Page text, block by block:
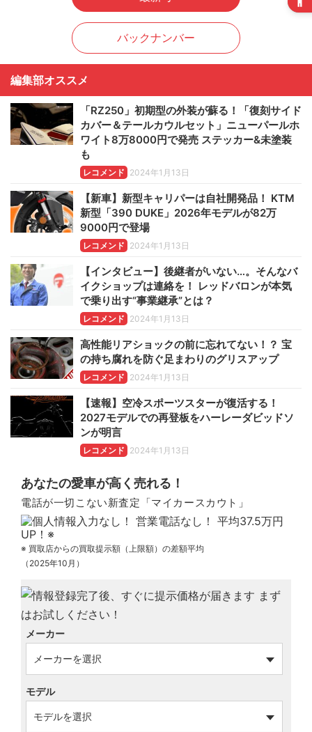
バックナンバー
編集部オススメ
「RZ250」初期型の外装が蘇る！「復刻サイド
カバー＆テールカウルセット」ニューパールホ
ワイト8万8000円で発売 ステッカー&未塗装
も
レコメンド 2024年1月13日
【新車】新型キャリパーは自社開発品！ KTM
新型「390 DUKE」2026年モデルが82万
9000円で登場
レコメンド 2024年1月13日
【インタビュー】後継者がいない…。そんなバ
イクショップは連絡を！ レッドバロンが本気
で乗り出す“事業継承”とは？
レコメンド 2024年1月13日
高性能リアショックの前に忘れてない！？ 宝
の持ち腐れを防ぐ足まわりのグリスアップ
レコメンド 2024年1月13日
【速報】空冷スポーツスターが復活する！
2027モデルでの再登板をハーレーダビッドソ
ンが明言
レコメンド 2024年1月13日
あなたの愛車が高く売れる！
電話が一切こない新査定「マイカースカウト」
※ 買取店からの買取提示額（上限額）の差額平均
（2025年10月）
メーカー
モデル